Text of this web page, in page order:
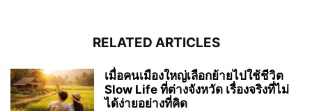
RELATED ARTICLES
เมื่อคนเมืองใหญ่เลือกย้ายไปใช้ชีวิต
Slow Life ที่ต่างจังหวัด เรื่องจริงที่ไม่
ได้ง่ายอย่างที่คิด